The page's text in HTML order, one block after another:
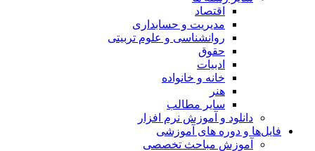
اقتصاد
مدیریت و حسابداری
روانشناسی و علوم تربیتی
حقوق
ادبیات
خانه و خانواده
هنر
سایر مطالب
دانلود و آموزش نرم افزار
فایل‌ها و دوره های آموزشی
آموزش مباحث تخصصی